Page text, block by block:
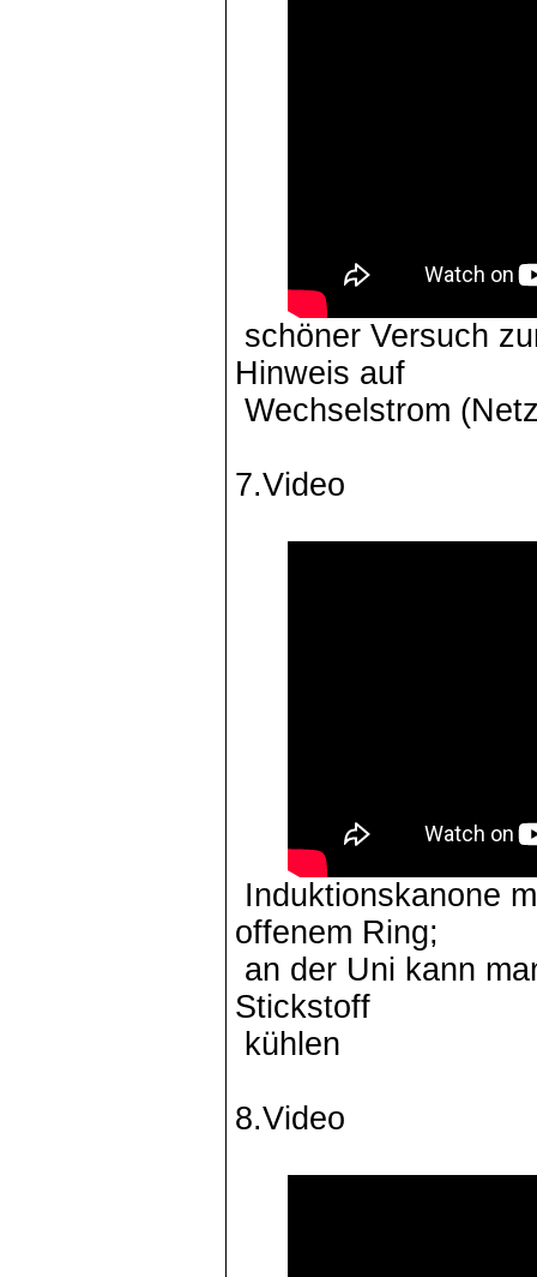
schöner Versuch
Hinweis auf
Wechselstrom
7.Video
Induktionskanone
offenem Ring;
an der Uni kann
Stickstoff
kühlen
8.Video